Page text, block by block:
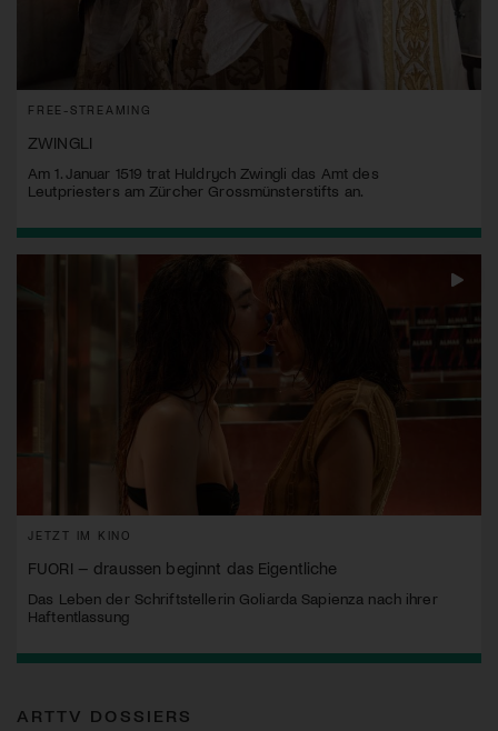
FREE-STREAMING
ZWINGLI
Am 1. Januar 1519 trat Huldrych Zwingli das Amt des
Leutpriesters am Zürcher Grossmünsterstifts an.
JETZT IM KINO
FUORI – draussen beginnt das Eigentliche
Das Leben der Schriftstellerin Goliarda Sapienza nach ihrer
Haftentlassung
ARTTV DOSSIERS